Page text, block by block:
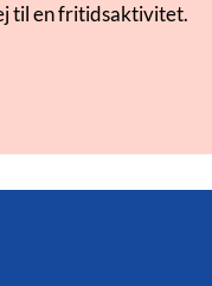
til en fritidsaktivitet.